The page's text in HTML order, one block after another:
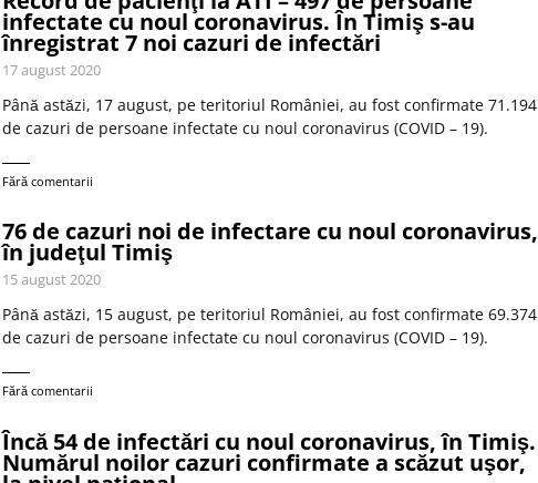
infectate cu noul coronavirus. În Timiş s-au
înregistrat 7 noi cazuri de infectări
17 august 2020
Până astăzi, 17 august, pe teritoriul României, au fost confirmate 71.194
de cazuri de persoane infectate cu noul coronavirus (COVID – 19).
Fără comentarii
76 de cazuri noi de infectare cu noul coronavirus,
în judeţul Timiş
15 august 2020
Până astăzi, 15 august, pe teritoriul României, au fost confirmate 69.374
de cazuri de persoane infectate cu noul coronavirus (COVID – 19).
Fără comentarii
Încă 54 de infectări cu noul coronavirus, în Timiş.
Numărul noilor cazuri confirmate a scăzut uşor,